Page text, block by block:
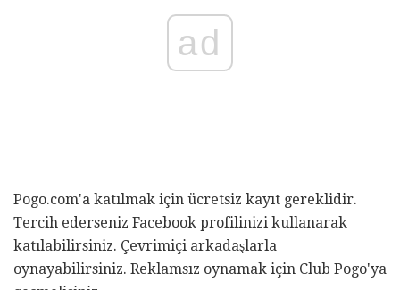
ad
Pogo.com'a katılmak için ücretsiz kayıt gereklidir.
Tercih ederseniz Facebook profilinizi kullanarak
katılabilirsiniz. Çevrimiçi arkadaşlarla
oynayabilirsiniz. Reklamsız oynamak için Club Pogo'ya